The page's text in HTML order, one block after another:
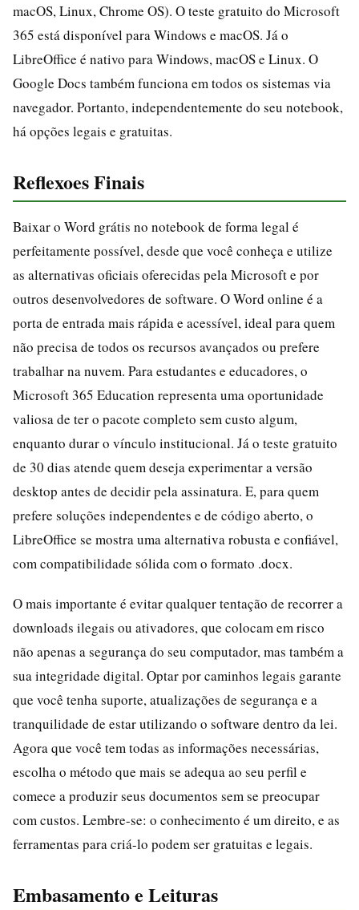
macOS, Linux, Chrome OS). O teste gratuito do Microsoft
365 está disponível para Windows e macOS. Já o
LibreOffice é nativo para Windows, macOS e Linux. O
Google Docs também funciona em todos os sistemas via
navegador. Portanto, independentemente do seu notebook,
há opções legais e gratuitas.
Reflexoes Finais
Baixar o Word grátis no notebook de forma legal é
perfeitamente possível, desde que você conheça e utilize
as alternativas oficiais oferecidas pela Microsoft e por
outros desenvolvedores de software. O Word online é a
porta de entrada mais rápida e acessível, ideal para quem
não precisa de todos os recursos avançados ou prefere
trabalhar na nuvem. Para estudantes e educadores, o
Microsoft 365 Education representa uma oportunidade
valiosa de ter o pacote completo sem custo algum,
enquanto durar o vínculo institucional. Já o teste gratuito
de 30 dias atende quem deseja experimentar a versão
desktop antes de decidir pela assinatura. E, para quem
prefere soluções independentes e de código aberto, o
LibreOffice se mostra uma alternativa robusta e confiável,
com compatibilidade sólida com o formato .docx.
O mais importante é evitar qualquer tentação de recorrer a
downloads ilegais ou ativadores, que colocam em risco
não apenas a segurança do seu computador, mas também a
sua integridade digital. Optar por caminhos legais garante
que você tenha suporte, atualizações de segurança e a
tranquilidade de estar utilizando o software dentro da lei.
Agora que você tem todas as informações necessárias,
escolha o método que mais se adequa ao seu perfil e
comece a produzir seus documentos sem se preocupar
com custos. Lembre-se: o conhecimento é um direito, e as
ferramentas para criá-lo podem ser gratuitas e legais.
Embasamento e Leituras